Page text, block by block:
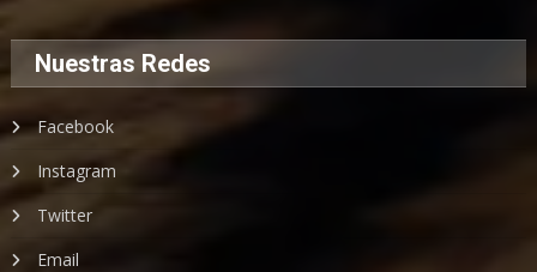
Nuestras Redes
Facebook
Instagram
Twitter
Email